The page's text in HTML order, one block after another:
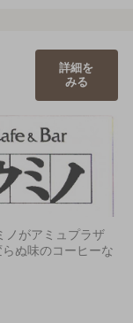
詳細を
みる
ノがアミュプラザ
ぬ味のコーヒーな